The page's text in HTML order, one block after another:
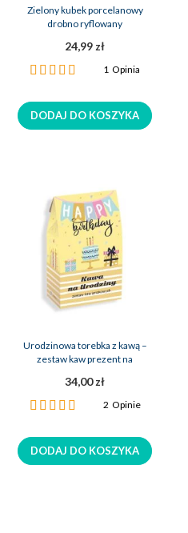
Zielony kubek porcelanowy
drobno ryflowany
24,99 zł
Ocena:
1Opinia
DODAJ DO KOSZYKA
Urodzinowa torebka z kawą –
zestaw kaw prezent na
34,00 zł
Ocena:
2 Opinie
DODAJ DO KOSZYKA